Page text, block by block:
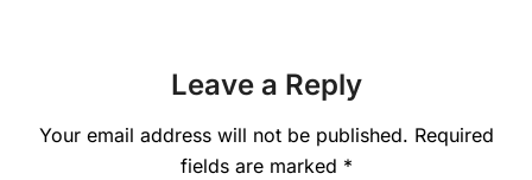
Leave a Reply
Your email address will not be published. Required
fields are marked *